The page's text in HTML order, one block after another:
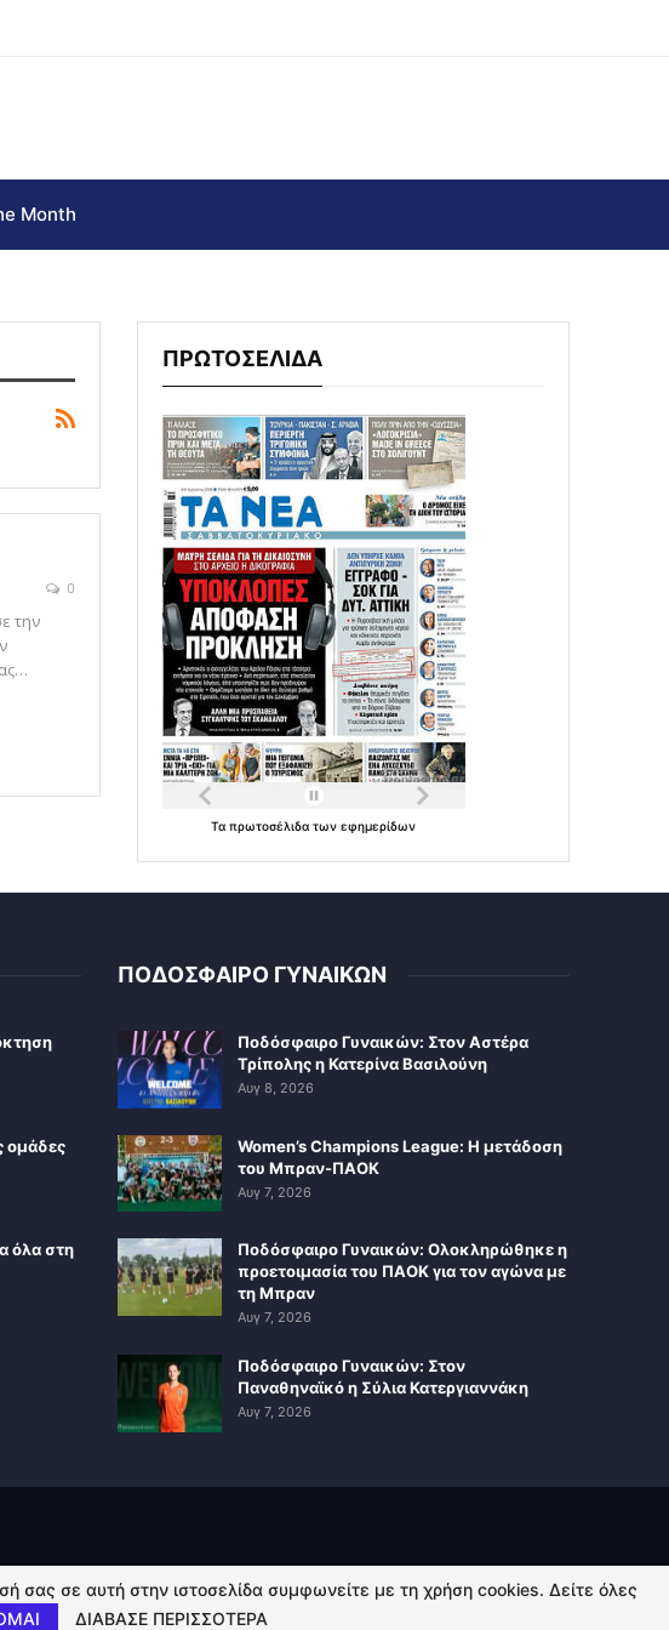
Month
0
την
ΠΡΩΤΟΣΕΛΙΔΑ
Ταπρωτοσέλιδατωνεφημερίδων
ομάδες
όλα στη
ΠΟΔΟΣΦΑΙΡΟ ΓΥΝΑΙΚΩΝ
Ποδόσφαιρο Γυναικών: Στον Αστέρα
Τρίπολης η Κατερίνα Βασιλούνη
Αυγ 8, 2026
Women’s Champions League: Η μετάδοση
του Μπραν-ΠΑΟΚ
Αυγ 7, 2026
Ποδόσφαιρο Γυναικών: Ολοκληρώθηκε η
προετοιμασία του ΠΑΟΚ για τον αγώνα με
τη Μπραν
Αυγ 7, 2026
Ποδόσφαιρο Γυναικών: Στον
Παναθηναϊκό η Σύλια Κατεργιαννάκη
Αυγ 7, 2026
σας σε αυτή στην ιστοσελίδα συμφωνείτε με τη χρήση cookies. Δείτε όλες
ΔΙΑΒΑΣΕ ΠΕΡΙΣΣΟΤΕΡΑ